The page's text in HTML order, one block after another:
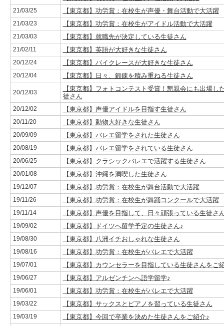
21/03/25 【東京都】功労賞：在校生が声優・舞台活動で大活躍
21/03/23 【東京都】功労賞：在校生がアイドル活動で大活躍
21/03/03 【東京都】就職先が決定している生徒さん
21/02/11 【東京都】英語が大好きな生徒さん
20/12/24 【東京都】バイクレースが大好きな生徒さん
20/12/04 【東京都】日々、鍛錬を積み重ねる生徒さん
20/12/03
【東京都】フォトコンテスト受賞！懇親会にも出場し
徒さん
20/12/02 【東京都】声優アイドルを目指す生徒さん
20/11/20 【東京都】動物大好きな生徒さん
20/09/09 【東京都】バレエ留学をされた生徒さん
20/08/19 【東京都】バレエ留学をされている生徒さん
20/06/25 【東京都】クラシックバレエで活躍する生徒さん
20/01/08 【東京都】沖縄を満喫した生徒さん
19/12/07 【東京都】功労賞：在校生が舞台活動で大活躍
19/11/26 【東京都】功労賞：在校生が舞踊コンクールで大活躍
19/11/14 【東京都】声優を目指して、日々頑張っている生徒さ
19/09/02 【東京都】ドイツへ留学予定の生徒さん♪
19/08/30 【東京都】八洲イチおしゃれな生徒さん
19/08/16 【東京都】功労賞：在校生がバレエで大活躍
19/07/01 【東京都】カウンセラーを目指している生徒さんをご
19/06/27 【東京都】アルゼンチンへ語学留学♪
19/06/01 【東京都】功労賞：在校生がバレエで大活躍
19/03/22 【東京都】サックスとピアノを習っている生徒さん
19/03/19 【東京都】今回で卒業を決めた生徒さんをご紹介♪